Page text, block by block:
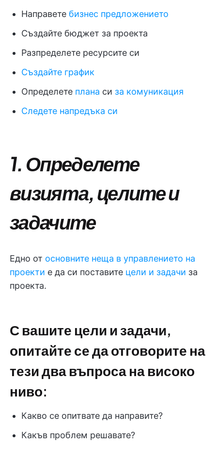
Направете бизнес предложението
Създайте бюджет за проекта
Разпределете ресурсите си
Създайте график
Определете плана си за комуникация
Следете напредъка си
1. Определете
визията, целите и
задачите
Едно от основните неща в управлението на
проекти е да си поставите цели и задачи за
проекта.
С вашите цели и задачи,
опитайте се да отговорите на
тези два въпроса на високо
ниво:
Какво се опитвате да направите?
Какъв проблем решавате?